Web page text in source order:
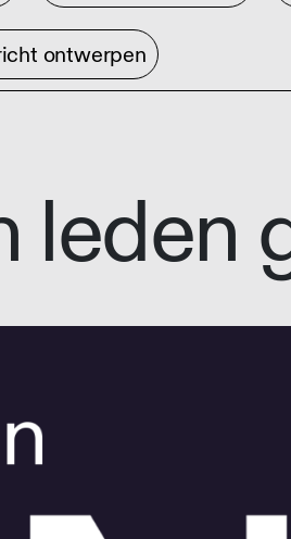
ontwerpen
leden